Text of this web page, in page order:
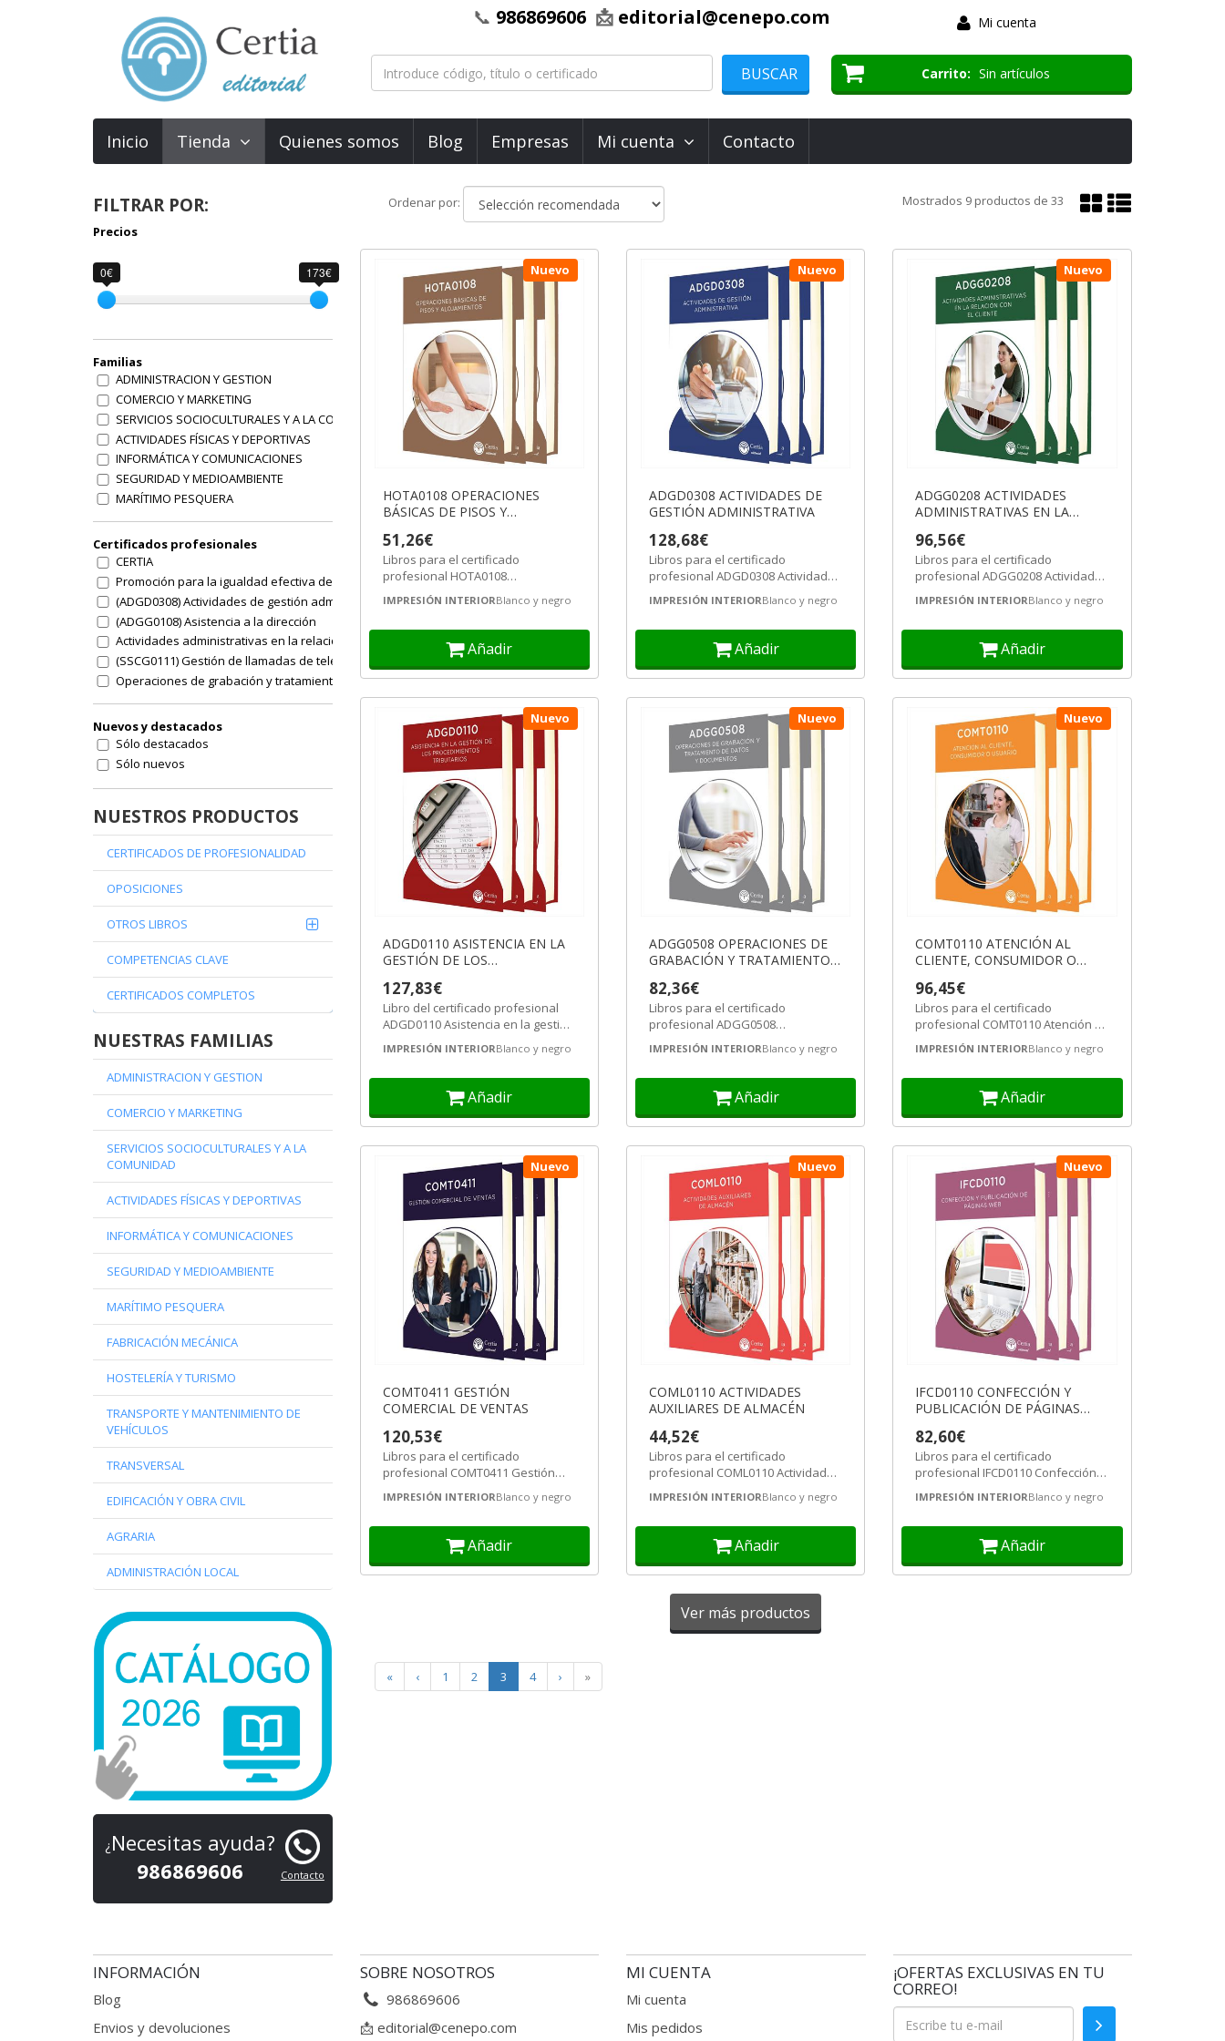
📞 986869606 📩 editorial@cenepo.com Mi cuenta
Carrito Sin artículos
BUSCAR
Inicio Tienda Quienes somos Blog Empresas Mi cuenta Contacto
Ordenar por:
Ordenar
por
Mostrar
en
Mostrar
en
Mostrados 9 productos de 33
HOTA0108 OPERACIONES
BÁSICAS DE PISOS Y
Nuevo
51,26€
Libros para el certificado
profesional HOTA0108
Operaciones básicas de pisos y
alojamientos. Formado...
IMPRESIÓN INTERIORBlanco y negro
Añadir
ADGD0308 ACTIVIDADES DE
GESTIÓN ADMINISTRATIVA
Nuevo
128,68€
Libros para el certificado
profesional ADGD0308 Actividades
de gestión administrativa. Dentro
del...
IMPRESIÓN INTERIORBlanco y negro
Añadir
ADGG0208 ACTIVIDADES
ADMINISTRATIVAS EN LA
Nuevo
96,56€
Libros para el certificado
profesional ADGG0208 Actividades
administrativas en la relación con
el...
IMPRESIÓN INTERIORBlanco y negro
Añadir
ADGD0110 ASISTENCIA EN LA
GESTIÓN DE LOS
TRIBUTARIOS
Nuevo
127,83€
Libro del certificado profesional
ADGD0110 Asistencia en la gestión
de los procedimientos...
IMPRESIÓN INTERIORBlanco y negro
Añadir
ADGG0508 OPERACIONES DE
GRABACIÓN Y TRATAMIENTO
Nuevo
82,36€
Libros para el certificado
profesional ADGG0508
Operaciones de grabación y
tratamiento de datos y...
IMPRESIÓN INTERIORBlanco y negro
Añadir
COMT0110 ATENCIÓN AL
CLIENTE, CONSUMIDOR O
Nuevo
96,45€
Libros para el certificado
profesional COMT0110 Atención al
cliente, consumidor o usuario.
Dentro...
IMPRESIÓN INTERIORBlanco y negro
Añadir
COMT0411 GESTIÓN
COMERCIAL DE VENTAS
Nuevo
120,53€
Libros para el certificado
profesional COMT0411 Gestión
Comercial de Ventas. Certificado
profesional...
IMPRESIÓN INTERIORBlanco y negro
Añadir
COML0110 ACTIVIDADES
AUXILIARES DE ALMACÉN
Nuevo
44,52€
Libros para el certificado
profesional COML0110 Actividades
Auxiliares de Almacén.
Certificado...
IMPRESIÓN INTERIORBlanco y negro
Añadir
IFCD0110 CONFECCIÓN Y
PUBLICACIÓN DE PÁGINAS
Nuevo
82,60€
Libros para el certificado
profesional IFCD0110 Confección y
publicación de páginas web.
Certificado...
IMPRESIÓN INTERIORBlanco y negro
Añadir
Ver más productos
« ‹ 1 2 3 4 › »
FILTRAR POR:
Precios
0€ 173€
Familias
ADMINISTRACION Y GESTION
COMERCIO Y MARKETING
SERVICIOS SOCIOCULTURALES Y A LA COMUNIDAD
ACTIVIDADES FÍSICAS Y DEPORTIVAS
INFORMÁTICA Y COMUNICACIONES
SEGURIDAD Y MEDIOAMBIENTE
MARÍTIMO PESQUERA
HOSTELERÍA Y TURISMO
AGRARIA
Otras familias
Certificados profesionales
CERTIA
Promoción para la igualdad efectiva de mujeres y hombres
(ADGD0308) Actividades de gestión administrativa
(ADGG0108) Asistencia a la dirección
Actividades administrativas en la relación con el cliente
(SSCG0111) Gestión de llamadas de teleasistenica
Operaciones de grabación y tratamiento de datos
Atención al cliente
Actividades de venta
Dinamización de actividades de tiempo libre educativo infantil y
Dirección y coordinación de actividades de tiempo libre
Producción de alimento vivo
Actividades de cultivo de plancton y cría de especies acuícolas
Gestión de residuos urbanos e industriales
Actividades auxiliares en aprovechamientos forestales
(AGAO0308M) Jardinería y restauración del paisaje
Desarrollo de aplicaciones con tecnologías web
ACTIVIDADES AUXILIARES EN VIVEROS, JARDINES Y CENTROS DE JARDINE
Otros Certificados profesionales
Nuevos y destacados
Sólo destacados
Sólo nuevos
NUESTROS PRODUCTOS
CERTIFICADOS DE PROFESIONALIDAD
OPOSICIONES
OTROS LIBROS
COMPETENCIAS CLAVE
CERTIFICADOS COMPLETOS
NUESTRAS FAMILIAS
ADMINISTRACION Y GESTION
COMERCIO Y MARKETING
SERVICIOS SOCIOCULTURALES Y A LA
COMUNIDAD
ACTIVIDADES FÍSICAS Y DEPORTIVAS
INFORMÁTICA Y COMUNICACIONES
SEGURIDAD Y MEDIOAMBIENTE
MARÍTIMO PESQUERA
FABRICACIÓN MECÁNICA
HOSTELERÍA Y TURISMO
TRANSPORTE Y MANTENIMIENTO DE
VEHÍCULOS
TRANSVERSAL
EDIFICACIÓN Y OBRA CIVIL
AGRARIA
ADMINISTRACIÓN LOCAL
Contacto
¿ Necesitas ayuda?
986869606
INFORMACIÓN
Blog
Envios y devoluciones
SOBRE NOSOTROS
986869606
📩 editorial@cenepo.com
MI CUENTA
Mi cuenta
Mis pedidos
¡OFERTAS EXCLUSIVAS EN TU
CORREO!